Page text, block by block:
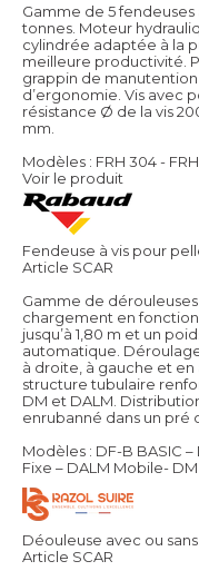
Gamme de 5 fendeuses
tonnes. Moteur
cylindrée adaptée à la
meilleure productivité.
grappin de
d’ergonomie. Vis avec
résistance Ø de la vis
mm.
Modèles : FRH 304 - FRH
Voir le produit
Fendeuse à vis pour
Article SCAR
Gamme de
chargement en
jusqu’à 1,80 m et un
automatique.
à droite, à gauche et
structure tubulaire
DM et DALM.
enrubanné dans un pré
Modèles : DF-B BASIC
Fixe – DALM Mobile-
Déouleuse avec ou
Article SCAR